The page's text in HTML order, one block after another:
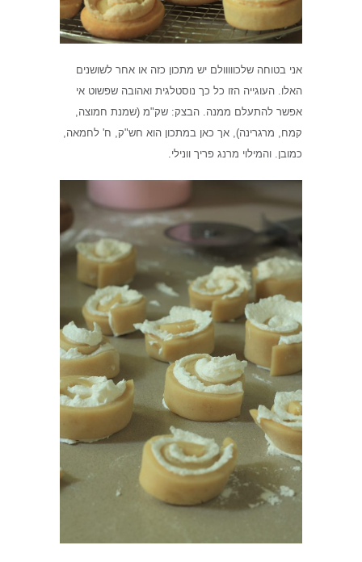
אני בטוחה שלכווווולם יש מתכון כזה או אחר לשושנים
האלו. העוגייה הזו כל כך נוסטלגית ואהובה שפשוט אי
אפשר להתעלם ממנה. הבצק: שק"מ (שמנת חמוצה,
קמח, מרגרינה), אך כאן במתכון הוא חש"ק, ח' לחמאה,
כמובן. והמילוי מרנג פריך וונילי.